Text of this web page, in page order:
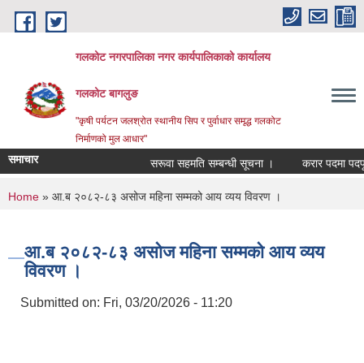
Skip to main content
गलकोट नगरपालिका नगर कार्यपालिकाको कार्यालय
गलकोट बागलुङ
"कृषी पर्यटन जलश्रोत स्थानीय सिप र पुर्वाधार समृद्ध गलकोट
निर्माणको मुल आधार"
समाचार सरूवा सहमति सम्बन्धी सूचना । करार पदमा
You are here
Home » आ.ब २०८२-८३ असोज महिना सम्मको आय व्यय विवरण ।
आ.ब २०८२-८३ असोज महिना सम्मको आय व्यय
विवरण ।
Submitted on: Fri, 03/20/2026 - 11:20